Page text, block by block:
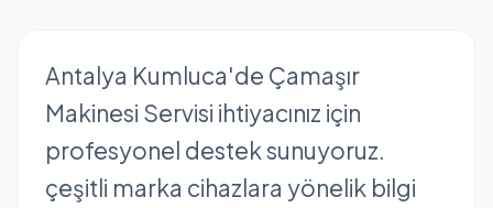
Antalya Kumluca'de Çamaşır
Makinesi Servisi ihtiyacınız için
profesyonel destek sunuyoruz.
çeşitli marka cihazlara yönelik bilgi